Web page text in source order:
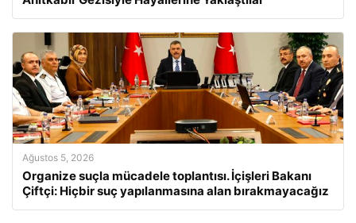
Ağustos 5, 2026
Organize suçla mücadele toplantısı. İçişleri Bakanı
Çiftçi: Hiçbir suç yapılanmasına alan bırakmayacağız